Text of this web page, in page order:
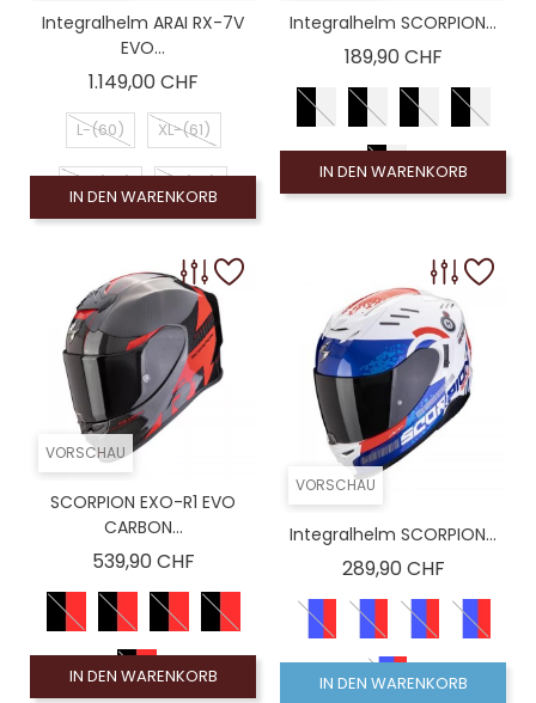
Integralhelm ARAI RX-7V
EVO...
1.149,00 CHFPreis
L-(60) XL-(61)
IN DEN WARENKORB
Integralhelm SCORPION...
189,90 CHFPreis
IN DEN WARENKORB
VORSCHAU
SCORPION EXO-R1 EVO
CARBON...
539,90 CHFPreis
IN DEN WARENKORB
VORSCHAU
Integralhelm SCORPION...
289,90 CHFPreis
IN DEN WARENKORB